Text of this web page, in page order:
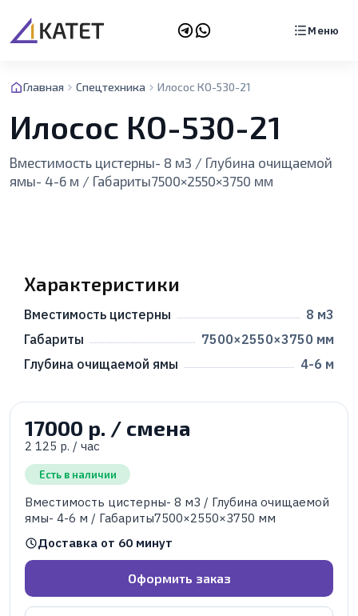
Меню
Главная Спецтехника Илосос КО-530-21
Илосос КО-530-21
Вместимость цистерны- 8 м3 / Глубина очищаемой
ямы- 4-6 м / Габариты7500×2550×3750 мм
Характеристики
Вместимость цистерны
8 м3
Габариты
7500×2550×3750 мм
Глубина очищаемой ямы
4-6 м
17000 р. / смена
2 125 р. / час
Есть в наличии
Вместимость цистерны- 8 м3 / Глубина очищаемой
ямы- 4-6 м / Габариты7500×2550×3750 мм
Доставка от 60 минут
Оформить заказ